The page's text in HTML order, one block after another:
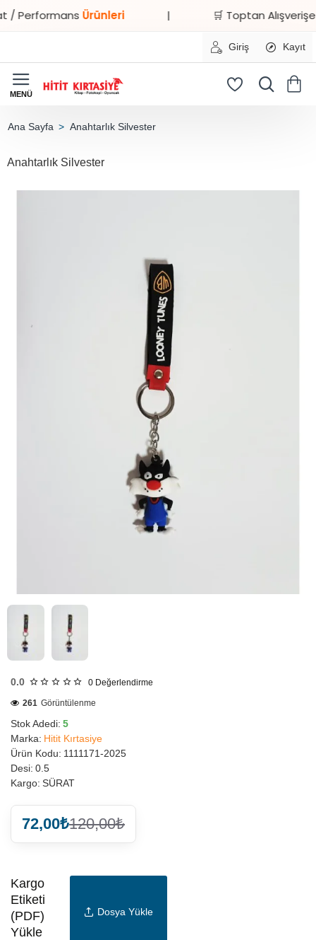
Ürünleri 🛒 Toptan Alışverişe
Giriş Kayıt
Anahtarlık Silvester
Anahtarlık Silvester
TESLİMAT
0.0 0 Değerlendirme
Stok Adedi: 5
Marka: Hitit Kırtasiye
Ürün Kodu: 1111171-2025
Desi: 0.5
Kargo: SÜRAT
261 Görüntülenme
72,00₺120,00₺
Kargo
Etiketi
(PDF)
Yükle
Dosya Yükle